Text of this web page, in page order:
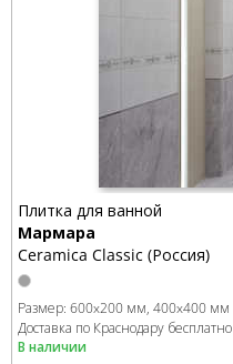
Плитка для ванной
Мармара
Ceramica Classic (Россия)
Размер: 600x200 мм 400x400 мм
Доставка по Краснодару бесплатно
В наличии